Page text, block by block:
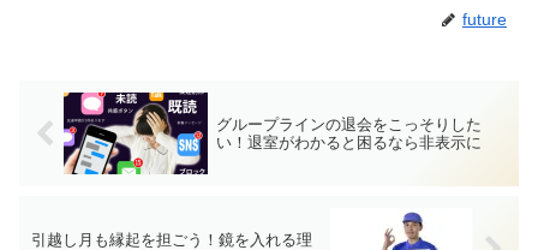
future
グループラインの退会をこっそりした
い！退室がわかると困るなら非表示に
引越し月も縁起を担ごう！鏡を入れる理